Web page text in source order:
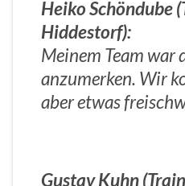
Heiko Schöndube
Hiddestorf):
Meinem Team war
anzumerken. Wir
aber etwas
Gustav Kuhn